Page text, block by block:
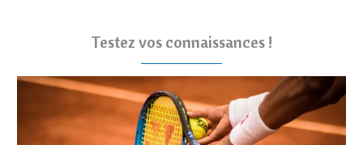
Testez vos connaissances !